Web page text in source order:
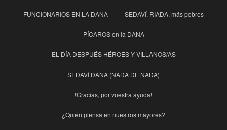
FUNCIONARIOS EN LA DANA SEDAVÍ, RIADA, más pobres
PÍCAROS en la DANA
EL DÍA DESPUÉS HÉROES Y VILLANOS/AS
SEDAVÍ DANA (NADA DE NADA)
!Gracias, por vuestra ayuda!
¿Quién piensa en nuestros mayores?